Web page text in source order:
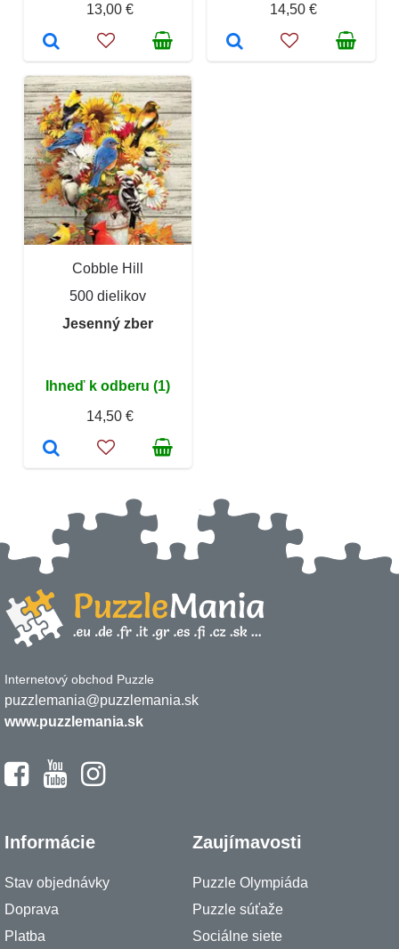
13,00 €
14,50 €
Cobble Hill
500 dielikov
Jesenný zber
Ihneď k odberu (1)
14,50 €
Internetový obchod Puzzle
puzzlemania@puzzlemania.sk
www.puzzlemania.sk
Informácie
Stav objednávky
Doprava
Platba
Zaujímavosti
Puzzle Olympiáda
Puzzle súťaže
Sociálne siete